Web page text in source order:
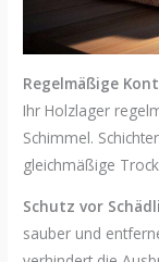
Regelmäßige
Ihr Holzlager
Schimmel.
gleichmäßige
Schutz vor
sauber und